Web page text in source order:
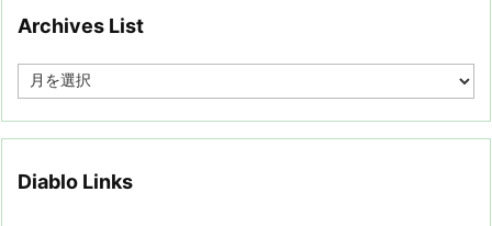
Archives List
e
Diablo Links